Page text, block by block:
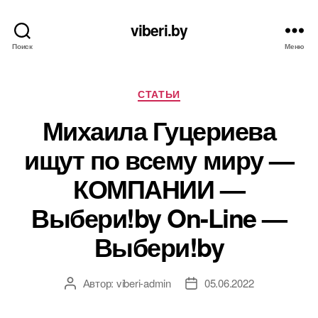
Поиск
viberi.by
Меню
Рубрики
СТАТЬИ
Михаила Гуцериева
ищут по всему миру —
КОМПАНИИ —
Выбери!by On-Line —
Выбери!by
АвторАвтор: viberi-admin
Дата05.06.2022